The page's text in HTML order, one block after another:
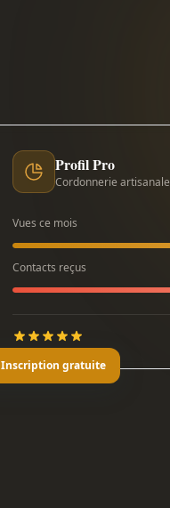
Profil Pro
Cordonnerie artisanale
Vues ce mois
Contacts reçus
Inscription gratuite